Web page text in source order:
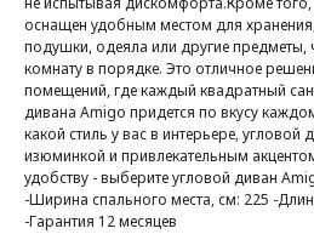
оснащен удобным местом для
подушки, одеяла или другие
комнату в порядке. Это отличное
помещений, где каждый квадратный
дивана Amigo придется по вкусу
какой стиль у вас в интерьере, угловой
изюминкой и привлекательным
удобству - выберите угловой диван
-Ширина спального места, см: 225 -
-Гарантия 12 месяцев